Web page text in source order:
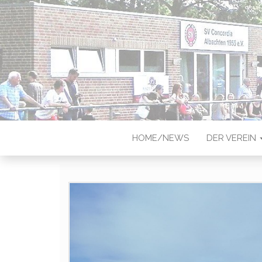
Sportverein in Münster-
HOME/NEWS DER VEREIN